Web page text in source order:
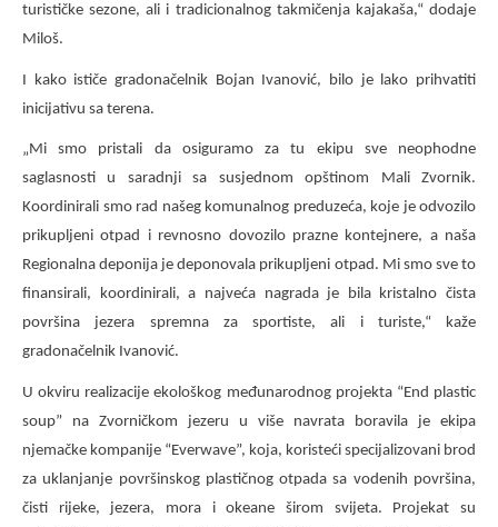
turističke sezone, ali i tradicionalnog takmičenja kajakaša,“ dodaje
Miloš.
I kako ističe gradonačelnik Bojan Ivanović, bilo je lako prihvatiti
inicijativu sa terena.
„Mi smo pristali da osiguramo za tu ekipu sve neophodne
saglasnosti u saradnji sa susjednom opštinom Mali Zvornik.
Koordinirali smo rad našeg komunalnog preduzeća, koje je odvozilo
prikupljeni otpad i revnosno dovozilo prazne kontejnere, a naša
Regionalna deponija je deponovala prikupljeni otpad. Mi smo sve to
finansirali, koordinirali, a najveća nagrada je bila kristalno čista
površina jezera spremna za sportiste, ali i turiste,“ kaže
gradonačelnik Ivanović.
U okviru realizacije ekološkog međunarodnog projekta “End plastic
soup” na Zvorničkom jezeru u više navrata boravila je ekipa
njemačke kompanije “Everwave”, koja, koristeći specijalizovani brod
za uklanjanje površinskog plastičnog otpada sa vodenih površina,
čisti rijeke, jezera, mora i okeane širom svijeta. Projekat su